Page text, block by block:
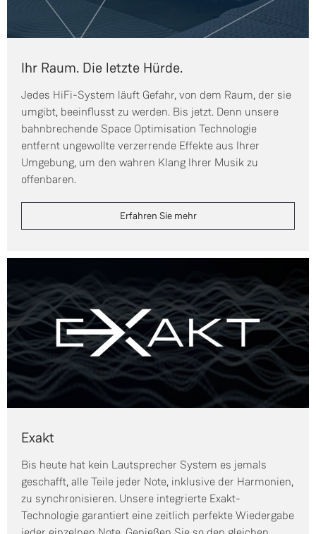
Ihr Raum. Die letzte Hürde.
Jedes HiFi-System läuft Gefahr, von dem Raum, der sie
umgibt, beeinflusst zu werden. Bis jetzt. Denn unsere
bahnbrechende Space Optimisation Technologie
entfernt ungewollte verzerrende Effekte aus Ihrer
Umgebung, um den wahren Klang Ihrer Musik zu
offenbaren.
Erfahren Sie mehr
Exakt
Bis heute hat kein Lautsprecher System es jemals
geschafft, alle Teile jeder Note, inklusive der Harmonien,
zu synchronisieren. Unsere integrierte Exakt-
Technologie garantiert eine zeitlich perfekte Wiedergabe